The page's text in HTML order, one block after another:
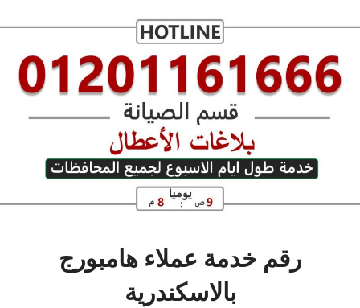
رقم خدمة عملاء هامبورج
بالاسكندرية